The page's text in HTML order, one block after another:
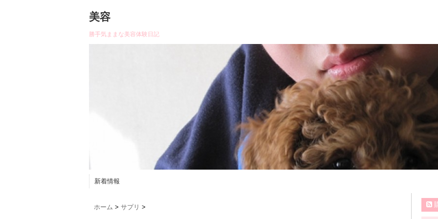
美容
勝手気ままな美容体験日記
新着情報
ホーム > サプリ >